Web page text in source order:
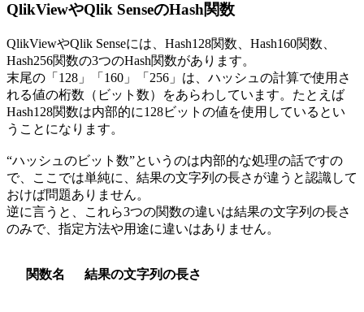
QlikViewやQlik SenseのHash関数
QlikViewやQlik Senseには、Hash128関数、Hash160関数、
Hash256関数の3つのHash関数があります。
末尾の「128」「160」「256」は、ハッシュの計算で使用さ
れる値の桁数（ビット数）をあらわしています。たとえば
Hash128関数は内部的に128ビットの値を使用しているとい
うことになります。
“ハッシュのビット数”というのは内部的な処理の話ですの
で、ここでは単純に、結果の文字列の長さが違うと認識して
おけば問題ありません。
逆に言うと、これら3つの関数の違いは結果の文字列の長さ
のみで、指定方法や用途に違いはありません。
関数名 結果の文字列の長さ